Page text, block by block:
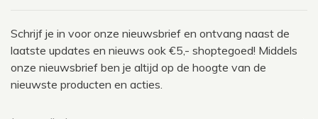
Schrijf je in voor onze nieuwsbrief en ontvang naast de
laatste updates en nieuws ook €5,- shoptegoed! Middels
onze nieuwsbrief ben je altijd op de hoogte van de
nieuwste producten en acties.